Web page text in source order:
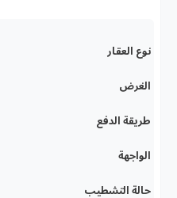
نوع العقار
الغرض
طريقة الدفع
الواجهة
حالة التشطيب